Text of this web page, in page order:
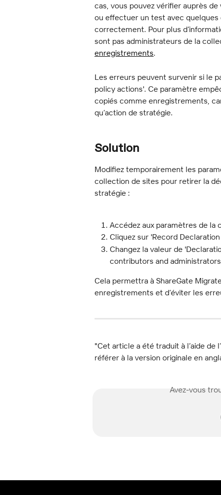
cas, vous pouvez vérifier auprès
ou effectuer un test avec quelques
correctement. Pour plus
sont pas administrateurs de la
enregistrements.
Les erreurs peuvent survenir si le
policy actions'. Ce paramètre
copiés comme enregistrements,
qu’action de stratégie.
Solution
Modifiez temporairement les
collection de sites pour retirer la
stratégie :
Accédez aux paramètres de la
Cliquez sur 'Record
Changez la valeur de
contributors and
Cela permettra à ShareGate
enregistrements et d’éviter les
"Cet article a été traduit à l’aide de
référer à la version originale en
Avez-vous